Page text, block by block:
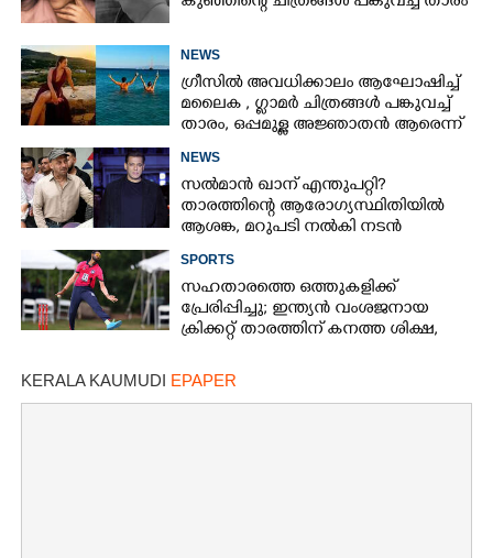
NEWS
ഗ്രീസിൽ അവധിക്കാലം ആഘോഷിച്ച്
മലൈക ,​ ഗ്ലാമർ ചിത്രങ്ങൾ പങ്കുവച്ച്
താരം,​ ഒപ്പമുള്ള അജ്ഞാതൻ ആരെന്ന്
NEWS
സൽമാൻ ഖാന് എന്തുപറ്റി?
താരത്തിന്റെ ആരോഗ്യസ്ഥിതിയിൽ
ആശങ്ക, മറുപടി നൽകി നടൻ
SPORTS
സഹതാരത്തെ ഒത്തുകളിക്ക്
പ്രേരിപ്പിച്ചു; ഇന്ത്യൻ വംശജനായ
ക്രിക്കറ്റ് താരത്തിന് കനത്ത ശിക്ഷ,
KERALA KAUMUDI EPAPER